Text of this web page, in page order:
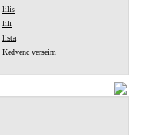
lilis
lili
lista
Kedvenc verseim